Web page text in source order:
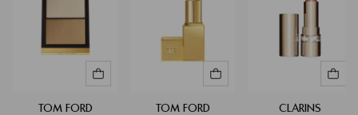
TOM FORD TOM FORD CLARINS